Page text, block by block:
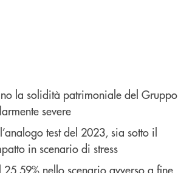
la solidità patrimoniale del Gruppo
severe
test del 2023, sia sotto il
in scenario di stress
nello scenario avverso a fine